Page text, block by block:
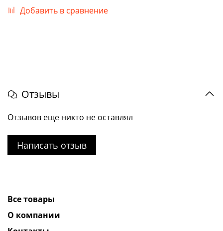
Добавить в сравнение
Отзывы
Отзывов еще никто не оставлял
Написать отзыв
Все товары
О компании